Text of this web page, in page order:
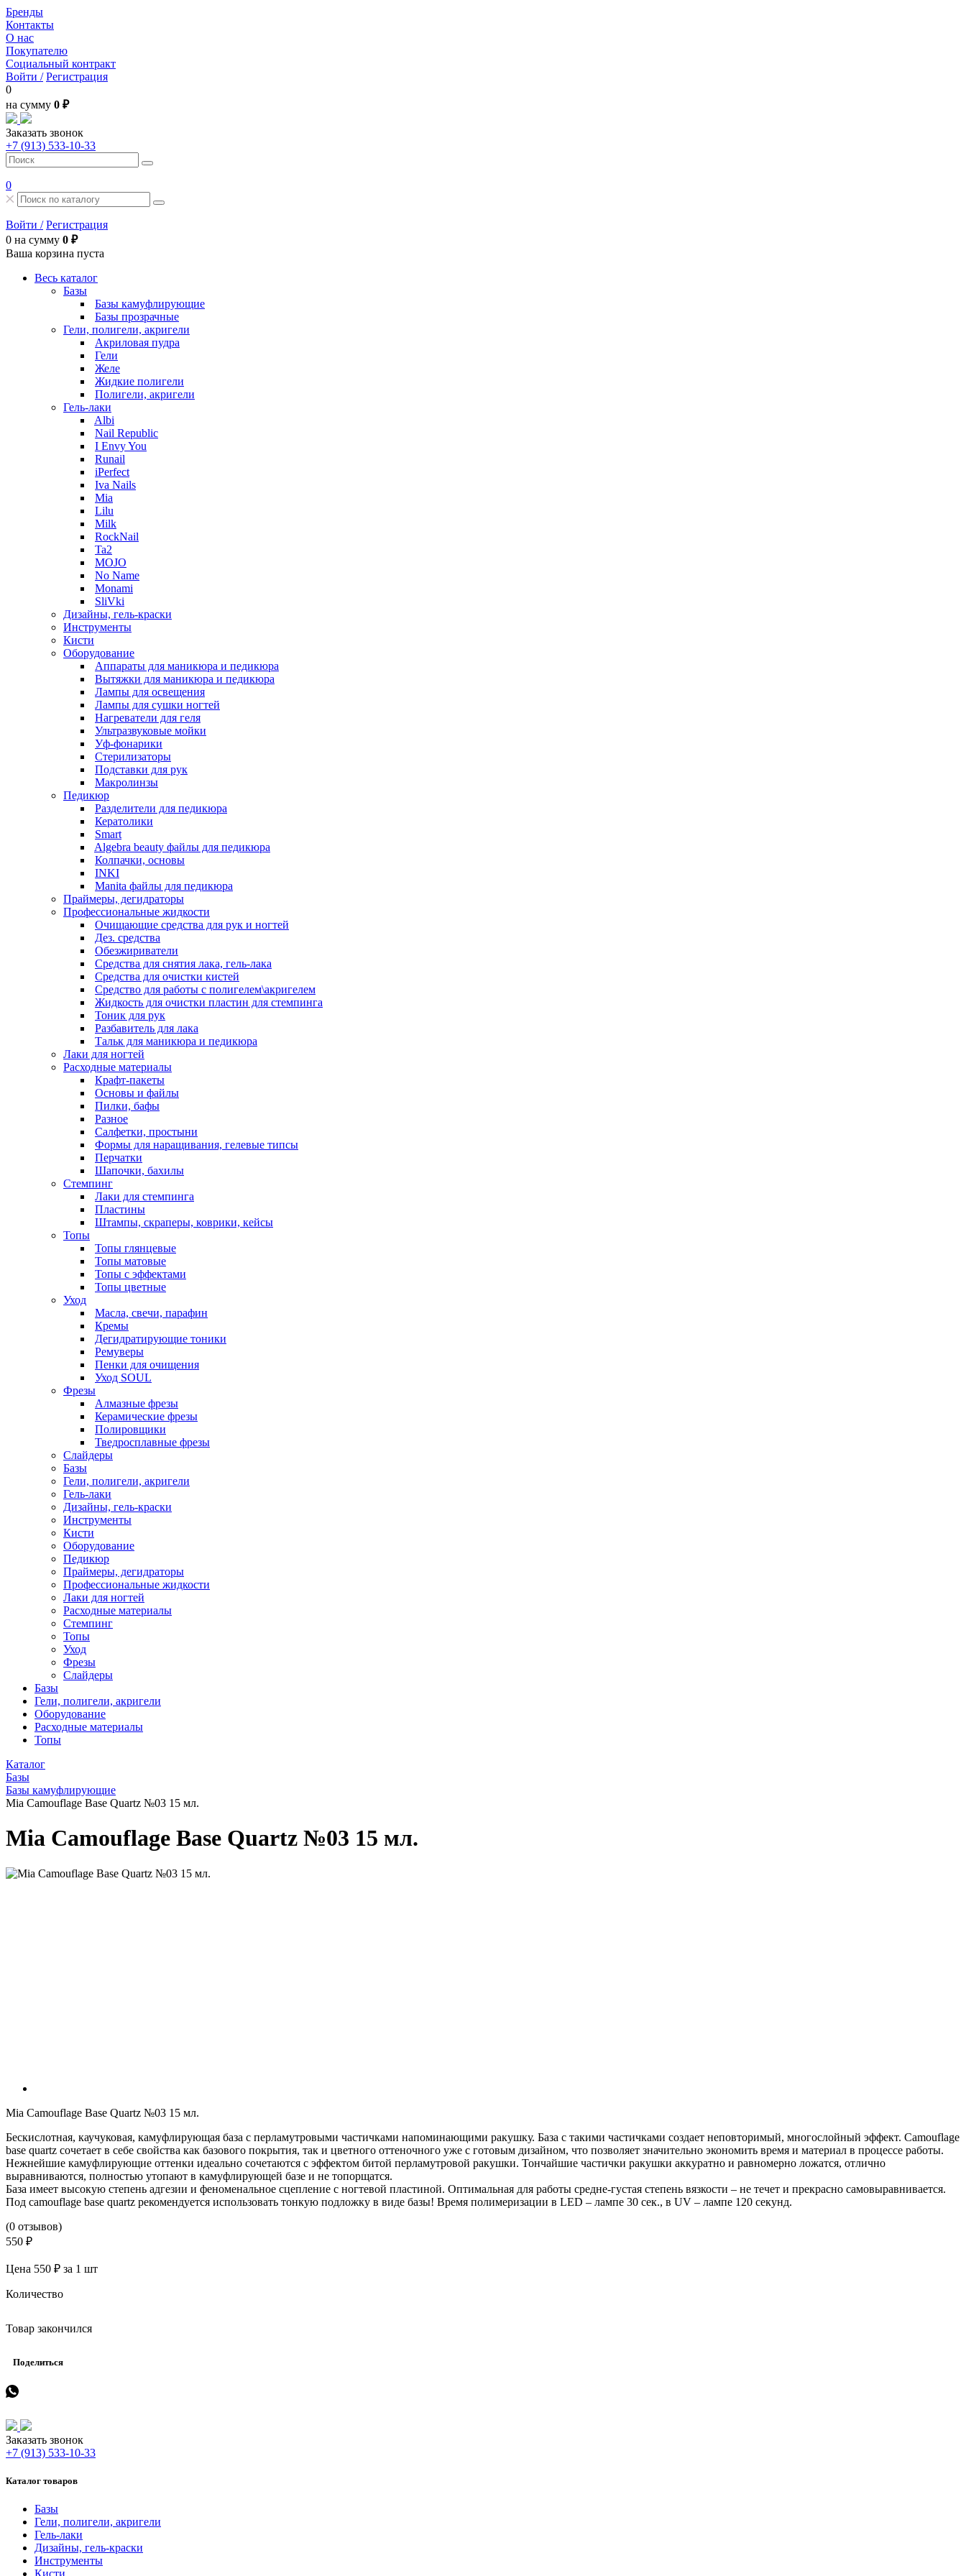
Бренды
Контакты
О нас
Покупателю
Социальный контракт
Войти / Регистрация
0
на сумму 0 ₽
Заказать звонок
+7 (913) 533-10-33
0
Войти / Регистрация
0 на сумму 0 ₽
Ваша корзина пуста
Весь каталог
Базы
Базы камуфлирующие
Базы прозрачные
Гели, полигели, акригели
Акриловая пудра
Гели
Желе
Жидкие полигели
Полигели, акригели
Гель-лаки
Albi
Nail Republic
I Envy You
Runail
iPerfect
Iva Nails
Mia
Lilu
Milk
RockNail
Ta2
MOJO
No Name
Monami
SliVki
Дизайны, гель-краски
Инструменты
Кисти
Оборудование
Аппараты для маникюра и педикюра
Вытяжки для маникюра и педикюра
Лампы для освещения
Лампы для сушки ногтей
Нагреватели для геля
Ультразвуковые мойки
Уф-фонарики
Стерилизаторы
Подставки для рук
Макролинзы
Педикюр
Разделители для педикюра
Кератолики
Smart
Algebra beauty файлы для педикюра
Колпачки, основы
INKI
Manita файлы для педикюра
Праймеры, дегидраторы
Профессиональные жидкости
Очищающие средства для рук и ногтей
Дез. средства
Обезжириватели
Средства для снятия лака, гель-лака
Средства для очистки кистей
Средство для работы с полигелем\акригелем
Жидкость для очистки пластин для стемпинга
Тоник для рук
Разбавитель для лака
Тальк для маникюра и педикюра
Лаки для ногтей
Расходные материалы
Крафт-пакеты
Основы и файлы
Пилки, бафы
Разное
Салфетки, простыни
Формы для наращивания, гелевые типсы
Перчатки
Шапочки, бахилы
Стемпинг
Лаки для стемпинга
Пластины
Штампы, скраперы, коврики, кейсы
Топы
Топы глянцевые
Топы матовые
Топы с эффектами
Топы цветные
Уход
Масла, свечи, парафин
Кремы
Дегидратирующие тоники
Ремуверы
Пенки для очищения
Уход SOUL
Фрезы
Алмазные фрезы
Керамические фрезы
Полировщики
Тведросплавные фрезы
Слайдеры
Базы
Гели, полигели, акригели
Гель-лаки
Дизайны, гель-краски
Инструменты
Кисти
Оборудование
Педикюр
Праймеры, дегидраторы
Профессиональные жидкости
Лаки для ногтей
Расходные материалы
Стемпинг
Топы
Уход
Фрезы
Слайдеры
Базы
Гели, полигели, акригели
Оборудование
Расходные материалы
Топы
Каталог
Базы
Базы камуфлирующие
Mia Camouflage Base Quartz №03 15 мл.
Mia Camouflage Base Quartz №03 15 мл.
Mia Camouflage Base Quartz №03 15 мл.
Бескислотная, каучуковая, камуфлирующая база с перламутровыми частичками напоминающими ракушку. База с такими частичками создает неповторимый, многослойный эффект. Camouflage
base quartz сочетает в себе свойства как базового покрытия, так и цветного оттеночного уже с готовым дизайном, что позволяет значительно экономить время и материал в процессе работы.
Нежнейшие камуфлирующие оттенки идеально сочетаются с эффектом битой перламутровой ракушки. Тончайшие частички ракушки аккуратно и равномерно ложатся, отлично
выравниваются, полностью утопают в камуфлирующей базе и не топорщатся.
База имеет высокую степень адгезии и феноменальное сцепление с ногтевой пластиной. Оптимальная для работы средне-густая степень вязкости – не течет и прекрасно самовыравнивается.
Под camouflage base quartz рекомендуется использовать тонкую подложку в виде базы! Время полимеризации в LED – лампе 30 сек., в UV – лампе 120 секунд.
(0 отзывов)
550 ₽
Цена 550 ₽ за 1 шт
Количество
Товар закончился
Поделиться
Заказать звонок
+7 (913) 533-10-33
Каталог товаров
Базы
Гели, полигели, акригели
Гель-лаки
Дизайны, гель-краски
Инструменты
Кисти